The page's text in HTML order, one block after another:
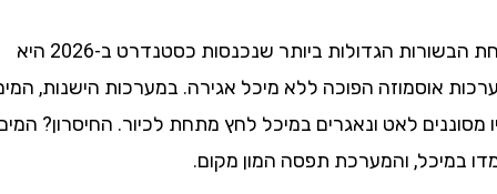
אחת הבשורות הגדולות ביותר שנכנסות כסטנדרט ב-2026 היא
אוסמוזה הפוכה ללא מיכל אגירה. במערכות הישנות, המים
לאט ונאגרים במיכל לחץ מתחת לכיור. החיסרון? המים
והמערכת תפסה המון מקום.